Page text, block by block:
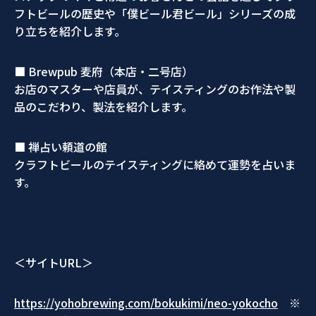
フトビールの歴史や「僕ビール君ビール」シリーズの成
り立ちを紹介します。
■ Brewpub 麦府（本店・二号店）
お店のマスターや店員が、テイスティングのお作法や製
品のこだわり、製法を紹介します。
■ 禅占い頼道の館
クラフトビールのテイスティングに絡めて運勢を占いま
す。
＜サイトURL＞
https://yohobrewing.com/bokukimi/neo-yokocho ※